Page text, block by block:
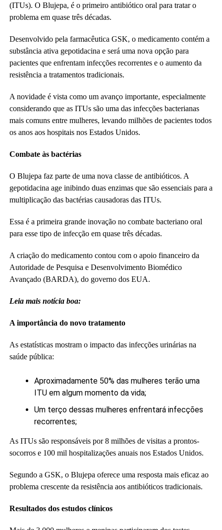
(ITUs). O Blujepa, é o primeiro antibiótico oral para tratar o
problema em quase três décadas.
Desenvolvido pela farmacêutica GSK, o medicamento contém a
substância ativa gepotidacina e será uma nova opção para
pacientes que enfrentam infecções recorrentes e o aumento da
resistência a tratamentos tradicionais.
A novidade é vista como um avanço importante, especialmente
considerando que as ITUs são uma das infecções bacterianas
mais comuns entre mulheres, levando milhões de pacientes todos
os anos aos hospitais nos Estados Unidos.
Combate às bactérias
O Blujepa faz parte de uma nova classe de antibióticos. A
gepotidacina age inibindo duas enzimas que são essenciais para a
multiplicação das bactérias causadoras das ITUs.
Essa é a primeira grande inovação no combate bacteriano oral
para esse tipo de infecção em quase três décadas.
A criação do medicamento contou com o apoio financeiro da
Autoridade de Pesquisa e Desenvolvimento Biomédico
Avançado (BARDA), do governo dos EUA.
Leia mais notícia boa:
A importância do novo tratamento
As estatísticas mostram o impacto das infecções urinárias na
saúde pública:
Aproximadamente 50% das mulheres terão uma
ITU em algum momento da vida;
Um terço dessas mulheres enfrentará infecções
recorrentes;
As ITUs são responsáveis por 8 milhões de visitas a prontos-
socorros e 100 mil hospitalizações anuais nos Estados Unidos.
Segundo a GSK, o Blujepa oferece uma resposta mais eficaz ao
problema crescente da resistência aos antibióticos tradicionais.
Resultados dos estudos clínicos